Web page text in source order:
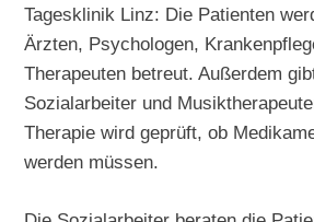
Tagesklinik Linz: Die Patienten
Ärzten, Psychologen,
Therapeuten betreut. Außerdem
Sozialarbeiter und
Therapie wird geprüft, ob
werden müssen.